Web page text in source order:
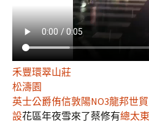
禾豐環翠山莊
松濤園
英士公爵侑信敦陽NO3龍邦世
設花區年夜雪來了蔡修有總太